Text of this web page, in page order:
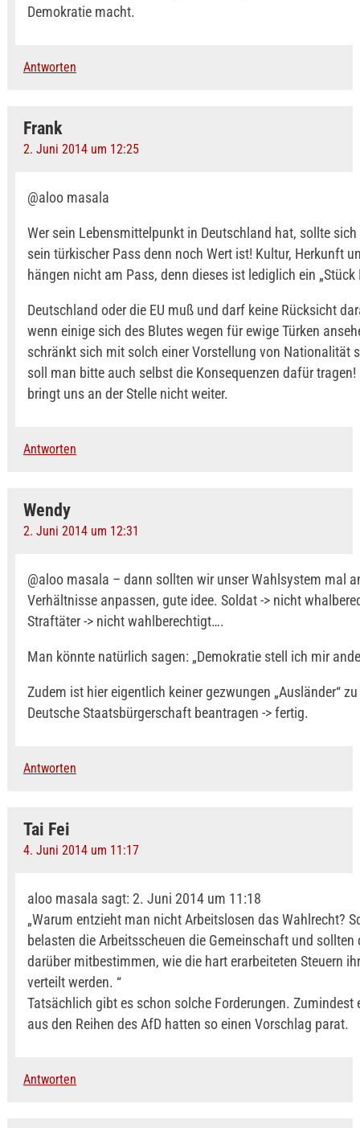
Demokratie macht.
Antworten
Frank
2. Juni 2014 um 12:25
@aloo masala
Wer sein Lebensmittelpunkt in Deutschland hat, sollte
sein türkischer Pass denn noch Wert ist! Kultur, Herkunft
hängen nicht am Pass, denn dieses ist lediglich ein „Stück
Deutschland oder die EU muß und darf keine Rücksicht
wenn einige sich des Blutes wegen für ewige Türken
schränkt sich mit solch einer Vorstellung von Nationalität
soll man bitte auch selbst die Konsequenzen dafür
bringt uns an der Stelle nicht weiter.
Antworten
Wendy
2. Juni 2014 um 12:31
@aloo masala – dann sollten wir unser Wahlsystem mal
Verhältnisse anpassen, gute idee. Soldat -> nicht
Straftäter -> nicht wahlberechtigt….
Man könnte natürlich sagen: „Demokratie stell ich mir
Zudem ist hier eigentlich keiner gezwungen „Ausländer“
Deutsche Staatsbürgerschaft beantragen -> fertig.
Antworten
Tai Fei
4. Juni 2014 um 11:17
aloo masala sagt: 2. Juni 2014 um 11:18
„Warum entzieht man nicht Arbeitslosen das Wahlrecht?
belasten die Arbeitsscheuen die Gemeinschaft und sollten
darüber mitbestimmen, wie die hart erarbeiteten Steuern
verteilt werden. “
Tatsächlich gibt es schon solche Forderungen. Zumindest
aus den Reihen des AfD hatten so einen Vorschlag parat.
Antworten